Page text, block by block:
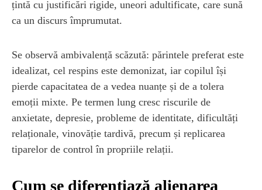
țintă cu justificări rigide, uneori adultificate, care sună
ca un discurs împrumutat.
Se observă ambivalență scăzută: părintele preferat este
idealizat, cel respins este demonizat, iar copilul își
pierde capacitatea de a vedea nuanțe și de a tolera
emoții mixte. Pe termen lung cresc riscurile de
anxietate, depresie, probleme de identitate, dificultăți
relaționale, vinovăție tardivă, precum și replicarea
tiparelor de control în propriile relații.
Cum se diferențiază alienarea